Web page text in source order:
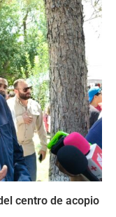
centro de acopio